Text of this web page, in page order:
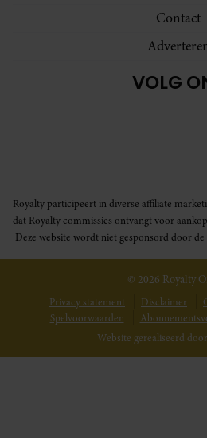
Contact
VOLG
Royalty participeert in diverse affiliate
dat Royalty commissies ontvangt voor
Deze website wordt niet gesponsord door
© 2026 Royalty
Privacy statement Disclaimer
Spelvoorwaarden
Website gerealiseerd door